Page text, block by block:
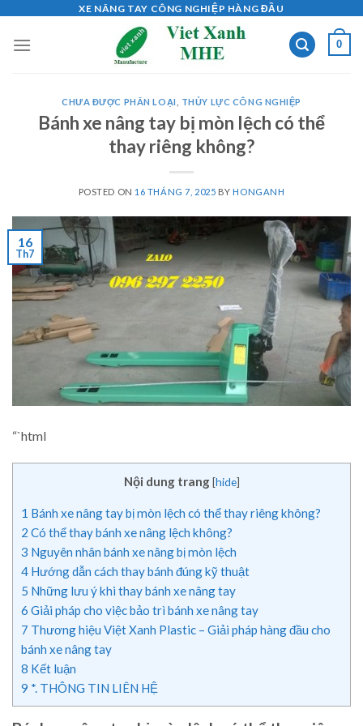
content
XE NÂNG TAY CÔNG NGHIỆP HÀNG ĐẦU
0
CHƯA ĐƯỢC PHÂN LOẠI THỦY LỰC CÔNG NGHIỆP
Bánh xe nâng tay bị mòn lệch có thể
thay riêng không?
POSTED ON 16 THÁNG 7, 2025 BYHONGANH
16
Th7
“`html
Nội dung trang [hide]
1 Bánh xe nâng tay bị mòn lệch có thể thay riêng không?
2 Có thể thay bánh xe nâng lệch không?
3 Nguyên nhân bánh xe nâng bị mòn lệch
4 Hướng dẫn cách thay bánh đúng kỹ thuật
5 Những lưu ý khi thay bánh xe nâng tay
6 Giải pháp cho việc bảo trì bánh xe nâng tay
7 Thương hiệu Việt Xanh Plastic – Giải pháp hàng đầu cho
bánh xe nâng tay
8 Kết luận
9 *. THÔNG TIN LIÊN HỆ